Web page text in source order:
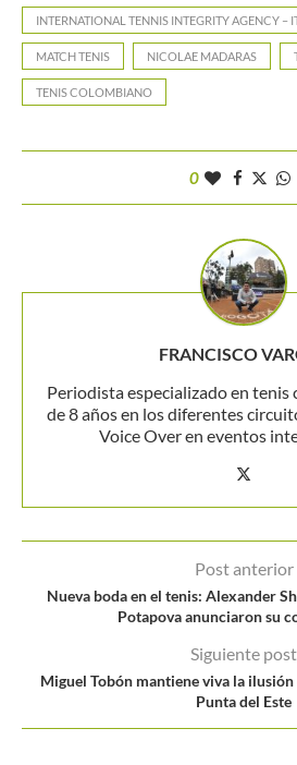
INTERNATIONAL TENNIS INTEGRITY AGENCY –
MATCH TENIS NICOLAE MADARAS
TENIS COLOMBIANO
0
FRANCISCO
Periodista especializado en tenis
de 8 años en los diferentes
Voice Over en eventos
Post anterior
Nueva boda en el tenis: Alexander
Potapova anunciaron su
Siguiente post
Miguel Tobón mantiene viva la
Punta del Este